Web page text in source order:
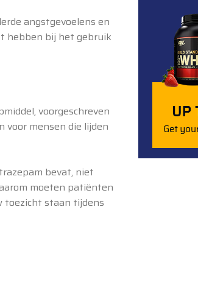
angstgevoelens en
hebben bij het gebruik
voorgeschreven
mensen die lijden
bevat, niet
moeten patiënten
toezicht staan tijdens